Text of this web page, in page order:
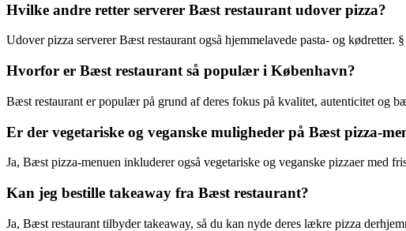
Hvilke andre retter serverer Bæst restaurant udover pizza?
Udover pizza serverer Bæst restaurant også hjemmelavede pasta- og kødretter. §
Hvorfor er Bæst restaurant så populær i København?
Bæst restaurant er populær på grund af deres fokus på kvalitet, autenticitet og
Er der vegetariske og veganske muligheder på Bæst pizza-
Ja, Bæst pizza-menuen inkluderer også vegetariske og veganske pizzaer med
Kan jeg bestille takeaway fra Bæst restaurant?
Ja, Bæst restaurant tilbyder takeaway, så du kan nyde deres lækre pizza